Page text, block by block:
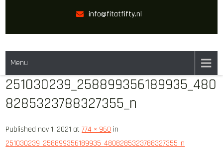
content
info@fitatfifty.nl
FIT AT FIFTY
Menu
251030239_258899356189935_480
8285323788327355_n
Published nov 1, 2021 at774 × 960 in
251030239_258899356189935_4808285323788327355_n